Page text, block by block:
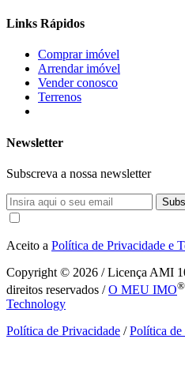
Links Rápidos
Comprar imóvel
Arrendar imóvel
Vender conosco
Terrenos
Newsletter
Subscreva a nossa newsletter
Aceito a Política de Privacidade e
Copyright © 2026 / Licença AMI
direitos reservados /O MEU IMO®
Technology
Política de Privacidade /Política